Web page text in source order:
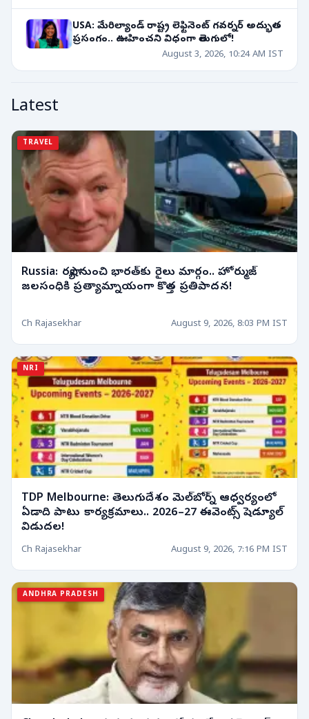
USA: మేరిల్యాండ్ రాష్ట్ర లెఫ్టినెంట్ గవర్నర్ అద్భుత
ప్రసంగం.. ఊహించని విధంగా తెలుగులో!
August 3, 2026, 10:24 AM IST
Latest
TRAVEL
Russia: రష్యా నుంచి భారత్‌కు రైలు మార్గం.. హోర్ముజ్‌
జలసంధికి ప్రత్యామ్నాయంగా కొత్త ప్రతిపాదన!
Ch Rajasekhar August 9, 2026, 8:03 PM IST
NRI
TDP Melbourne: తెలుగుదేశం మెల్‌బోర్న్ ఆధ్వర్యంలో
ఏడాది పాటు కార్యక్రమాలు.. 2026–27 ఈవెంట్స్ షెడ్యూల్
విడుదల!
Ch Rajasekhar August 9, 2026, 7:16 PM IST
ANDHRA PRADESH